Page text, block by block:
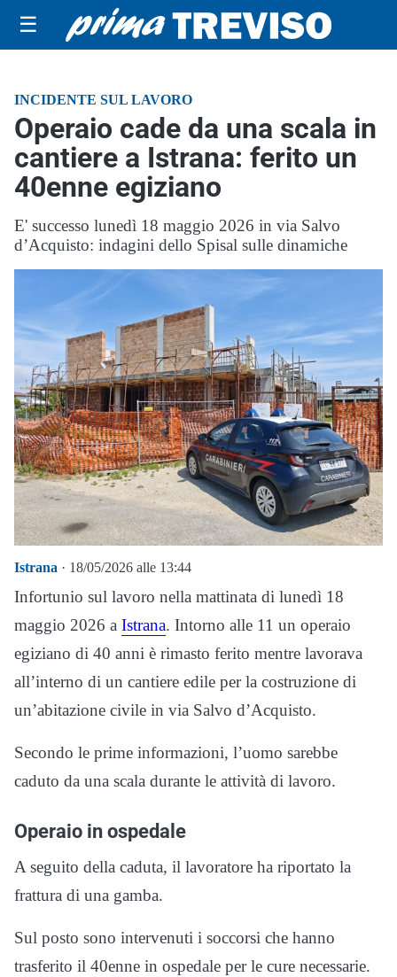
☰
INCIDENTE SUL LAVORO
Operaio cade da una scala in
cantiere a Istrana: ferito un
40enne egiziano
E' successo lunedì 18 maggio 2026 in via Salvo
d’Acquisto: indagini dello Spisal sulle dinamiche
Istrana · 18/05/2026 alle 13:44
Infortunio sul lavoro nella mattinata di lunedì 18
maggio 2026 a Istrana. Intorno alle 11 un operaio
egiziano di 40 anni è rimasto ferito mentre lavorava
all’interno di un cantiere edile per la costruzione di
un’abitazione civile in via Salvo d’Acquisto.
Secondo le prime informazioni, l’uomo sarebbe
caduto da una scala durante le attività di lavoro.
Operaio in ospedale
A seguito della caduta, il lavoratore ha riportato la
frattura di una gamba.
Sul posto sono intervenuti i soccorsi che hanno
trasferito il 40enne in ospedale per le cure necessarie.